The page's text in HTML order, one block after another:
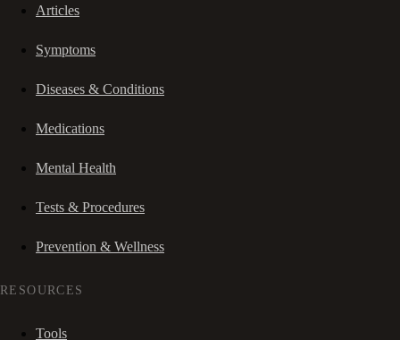
Articles
Symptoms
Diseases & Conditions
Medications
Mental Health
Tests & Procedures
Prevention & Wellness
RESOURCES
Tools